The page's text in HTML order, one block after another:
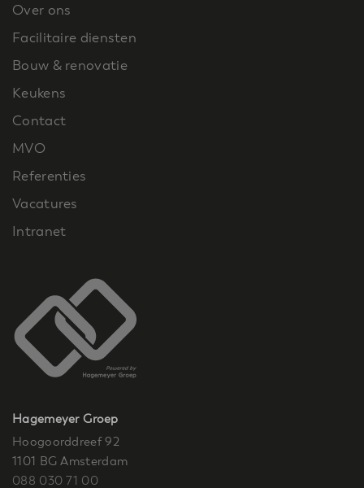
Over ons
Facilitaire diensten
Bouw & renovatie
Keukens
Contact
MVO
Referenties
Vacatures
Intranet
Hagemeyer Groep
Hoogoorddreef 92
1101 BG Amsterdam
088 030 71 00